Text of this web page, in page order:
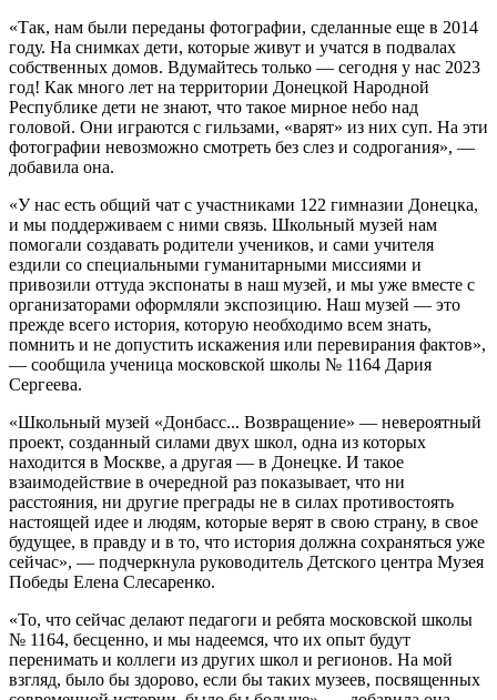
«Так, нам были переданы фотографии, сделанные еще в 2014
году. На снимках дети, которые живут и учатся в подвалах
собственных домов. Вдумайтесь только — сегодня у нас 2023
год! Как много лет на территории Донецкой Народной
Республике дети не знают, что такое мирное небо над
головой. Они играются с гильзами, «варят» из них суп. На эти
фотографии невозможно смотреть без слез и содрогания», —
добавила она.
«У нас есть общий чат с участниками 122 гимназии Донецка,
и мы поддерживаем с ними связь. Школьный музей нам
помогали создавать родители учеников, и сами учителя
ездили со специальными гуманитарными миссиями и
привозили оттуда экспонаты в наш музей, и мы уже вместе с
организаторами оформляли экспозицию. Наш музей — это
прежде всего история, которую необходимо всем знать,
помнить и не допустить искажения или перевирания фактов»,
— сообщила ученица московской школы № 1164 Дария
Сергеева.
«Школьный музей «Донбасс... Возвращение» — невероятный
проект, созданный силами двух школ, одна из которых
находится в Москве, а другая — в Донецке. И такое
взаимодействие в очередной раз показывает, что ни
расстояния, ни другие преграды не в силах противостоять
настоящей идее и людям, которые верят в свою страну, в свое
будущее, в правду и в то, что история должна сохраняться уже
сейчас», — подчеркнула руководитель Детского центра Музея
Победы Елена Слесаренко.
«То, что сейчас делают педагоги и ребята московской школы
№ 1164, бесценно, и мы надеемся, что их опыт будут
перенимать и коллеги из других школ и регионов. На мой
взгляд, было бы здорово, если бы таких музеев, посвященных